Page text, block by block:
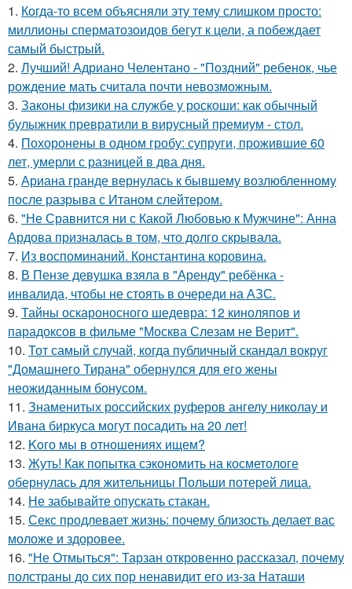
1. Когда-то всем объясняли эту тему слишком просто:
миллионы сперматозоидов бегут к цели, а побеждает
самый быстрый.
2. Лучший! Адриано Челентано - "Поздний" ребенок, чье
рождение мать считала почти невозможным.
3. Законы физики на службе у роскоши: как обычный
булыжник превратили в вирусный премиум - стол.
4. Похоронены в одном гробу: супруги, прожившие 60
лет, умерли с разницей в два дня.
5. Ариана гранде вернулась к бывшему возлюбленному
после разрыва с Итаном слейтером.
6. "Не Сравнится ни с Какой Любовью к Мужчине": Анна
Ардова призналась в том, что долго скрывала.
7. Из воспоминаний. Константина коровина.
8. В Пензе девушка взяла в "Аренду" ребёнка -
инвалида, чтобы не стоять в очереди на АЗС.
9. Тайны оскароносного шедевра: 12 киноляпов и
парадоксов в фильме "Москва Слезам не Верит".
10. Тот самый случай, когда публичный скандал вокруг
"Домашнего Тирана" обернулся для его жены
неожиданным бонусом.
11. Знаменитых российских руферов ангелу николау и
Ивана биркуса могут посадить на 20 лет!
12. Koго мы в отношениях ищем?
13. Жуть! Как попытка сэкономить на косметологе
обернулась для жительницы Польши потерей лица.
14. Не забывайте опускать стакан.
15. Секс продлевает жизнь: почему близость делает вас
моложе и здоровее.
16. "Не Отмыться": Тарзан откровенно рассказал, почему
полстраны до сих пор ненавидит его из-за Наташи